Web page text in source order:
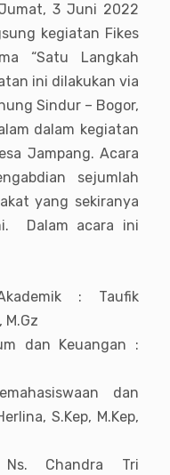
3 Juni 2022
kegiatan Fikes
“Satu Langkah
ini dilakukan via
Sindur – Bogor,
dalam kegiatan
Jampang. Acara
sejumlah
yang sekiranya
Dalam acara ini
: Taufik
M.Gz
dan Keuangan :
dan
S.Kep, M.Kep,
Ns. Chandra Tri